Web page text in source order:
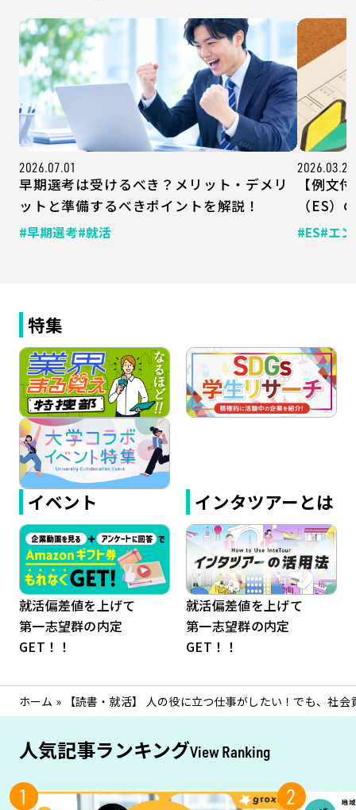
2026.07.01
早期選考は受けるべき？メリット・デメリ
ットと準備するべきポイントを解説！
#早期選考#就活
2026.03.20
【例文
（ES）
#ES#エ
特集
イベント
就活偏差値を上げて
第一志望群の内定
GET！！
インタツアーとは
就活偏差値を上げて
第一志望群の内定
GET！！
ホーム » 【読書・就活】 人の役に立つ仕事がしたい！でも、社
人気記事ランキングView Ranking
1 2